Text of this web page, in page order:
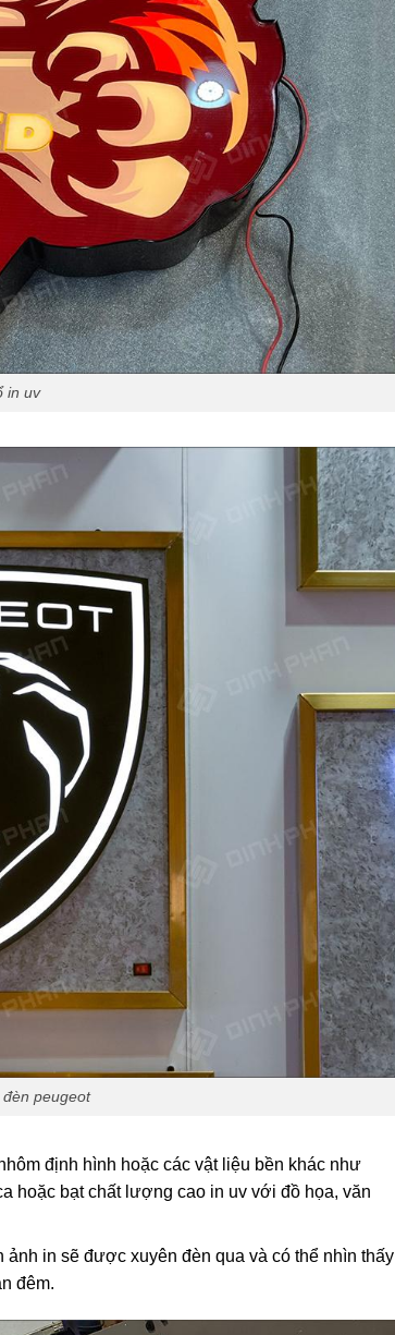
in uv
peugeot
định hình hoặc các vật liệu bền khác như
hoặc bạt chất lượng cao in uv với đồ họa, văn
in sẽ được xuyên đèn qua và có thể nhìn thấy
đêm.